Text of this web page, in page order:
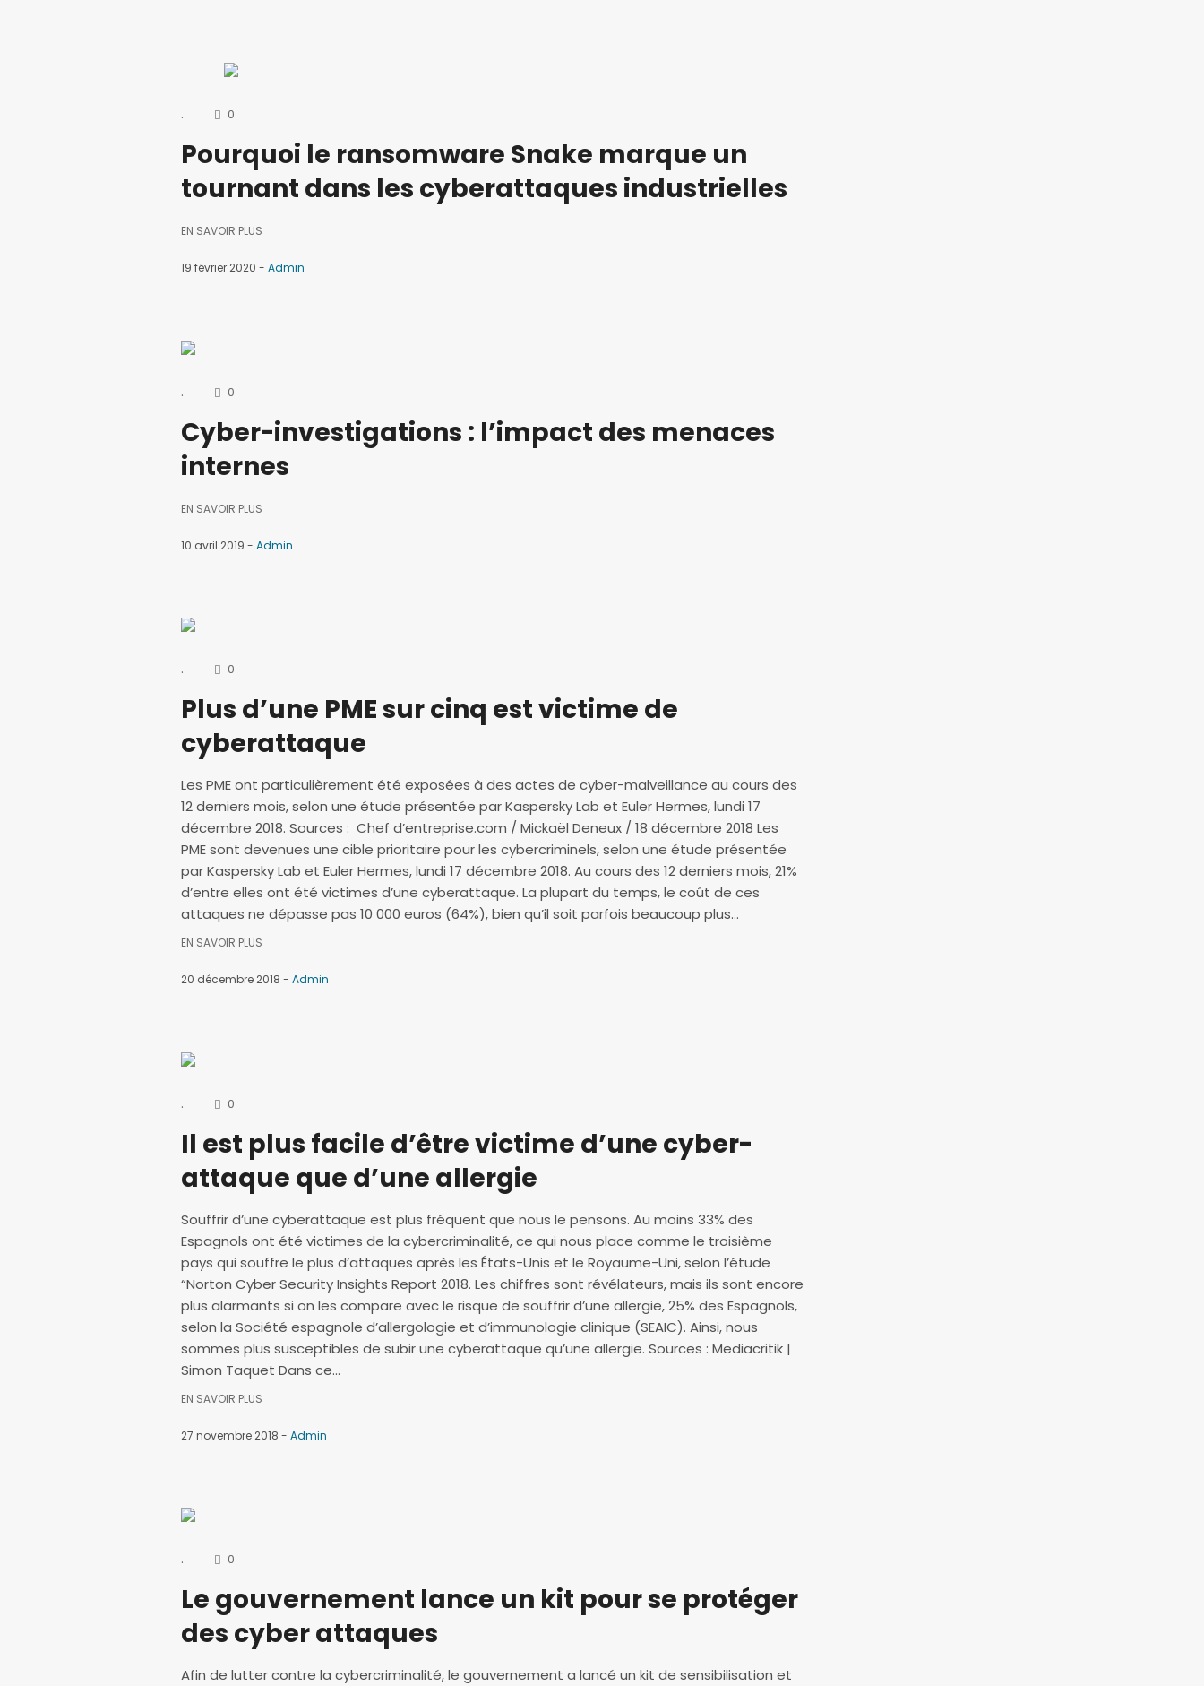
. 0
Pourquoi le ransomware Snake marque un
tournant dans les cyberattaques industrielles
EN SAVOIR PLUS
19 février 2020 Admin
. 0
Cyber-investigations : l’impact des menaces
internes
EN SAVOIR PLUS
10 avril 2019 Admin
. 0
Plus d’une PME sur cinq est victime de
cyberattaque
Les PME ont particulièrement été exposées à des actes de cyber-malveillance au cours des
12 derniers mois, selon une étude présentée par Kaspersky Lab et Euler Hermes, lundi 17
décembre 2018. Sources : Chef d’entreprise.com / Mickaël Deneux / 18 décembre 2018 Les
PME sont devenues une cible prioritaire pour les cybercriminels, selon une étude présentée
par Kaspersky Lab et Euler Hermes, lundi 17 décembre 2018. Au cours des 12 derniers mois, 21%
d’entre elles ont été victimes d’une cyberattaque. La plupart du temps, le coût de ces
attaques ne dépasse pas 10 000 euros (64%), bien qu’il soit parfois beaucoup plus...
EN SAVOIR PLUS
20 décembre 2018 Admin
. 0
Il est plus facile d’être victime d’une cyber-
attaque que d’une allergie
Souffrir d’une cyberattaque est plus fréquent que nous le pensons. Au moins 33% des
Espagnols ont été victimes de la cybercriminalité, ce qui nous place comme le troisième
pays qui souffre le plus d’attaques après les États-Unis et le Royaume-Uni, selon l’étude
“Norton Cyber Security Insights Report 2018. Les chiffres sont révélateurs, mais ils sont encore
plus alarmants si on les compare avec le risque de souffrir d’une allergie, 25% des Espagnols,
selon la Société espagnole d’allergologie et d’immunologie clinique (SEAIC). Ainsi, nous
sommes plus susceptibles de subir une cyberattaque qu’une allergie. Sources : Mediacritik |
Simon Taquet Dans ce...
EN SAVOIR PLUS
27 novembre 2018 Admin
. 0
Le gouvernement lance un kit pour se protéger
des cyber attaques
Afin de lutter contre la cybercriminalité, le gouvernement a lancé un kit de sensibilisation et